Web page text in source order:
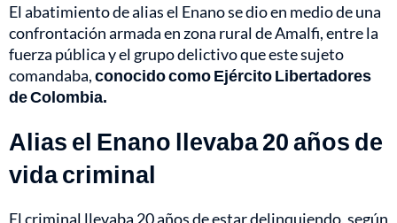
El abatimiento de alias el Enano se dio en medio de una
confrontación armada en zona rural de Amalfi, entre la
fuerza pública y el grupo delictivo que este sujeto
comandaba,conocido como Ejército Libertadores
de Colombia.
Alias el Enano llevaba 20 años de
vida criminal
El criminal llevaba 20 años de estar delinquiendo, según